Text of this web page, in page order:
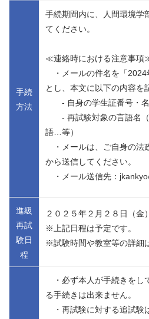
手続
方法
手続期間内に、人間環境学
てください。
≪連絡時における注意事項
・メールの件名を「2024
とし、本文に以下の内容を
- 自身の学生証番号・名
- 再試験対象の言語名（
語…等）
・メールは、ご自身の法
から送信してください。
・メール送信先：
進級
再試
験日
程
２０２５年２月２８日（金）
※上記日程は予定です。
※試験時間や教室等の詳細
・必ず本人が手続きをし
る手続きは出来ません。
・再試験に対する追試験